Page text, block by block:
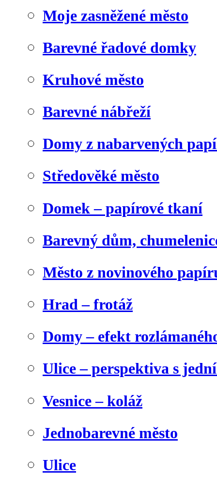
Moje zasněžené město
Barevné řadové domky
Kruhové město
Barevné nábřeží
Domy z nabarvených
Středověké město
Domek – papírové tkaní
Barevný dům,
Město z novinového
Hrad – frotáž
Domy – efekt
Ulice – perspektiva s
Vesnice – koláž
Jednobarevné město
Ulice